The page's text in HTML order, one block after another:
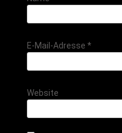
E-Mail-Adresse *
Website